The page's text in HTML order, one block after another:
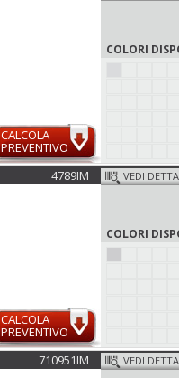
CALCOLA
PREVENTIVO
COLORI
4789IM
CALCOLA
PREVENTIVO
VEDI
COLORI
710951IM VEDI